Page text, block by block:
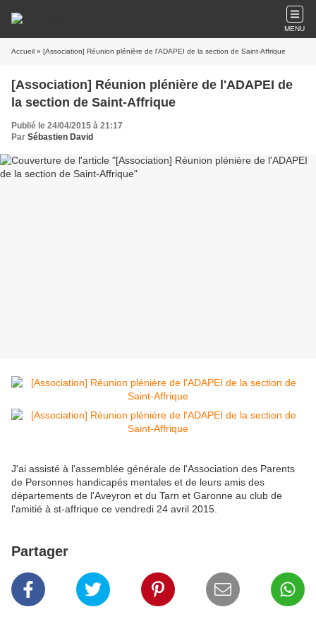
MENU
Accueil » [Association] Réunion plénière de l'ADAPEI de la section de Saint-Affrique
[Association] Réunion plénière de l'ADAPEI de
la section de Saint-Affrique
Publié le 24/04/2015 à 21:17
Par Sébastien David
J'ai assisté à l'assemblée générale de l'Association des Parents
de Personnes handicapés mentales et de leurs amis des
départements de l'Aveyron et du Tarn et Garonne au club de
l'amitié à st-affrique ce vendredi 24 avril 2015.
Partager